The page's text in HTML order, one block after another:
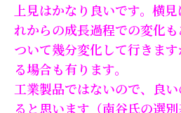
上見はかなり良いです。横見
れからの成長過程での変化
ついて幾分変化して行きま
る場合も有ります。
工業製品ではないので、良
ると思います（南谷氏の選別